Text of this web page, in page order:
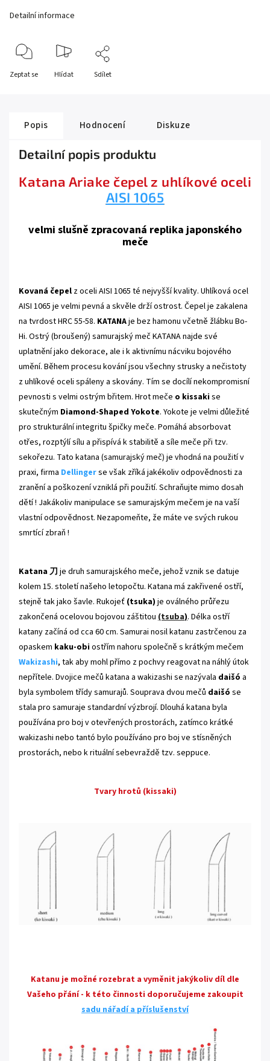
Detailní informace
Zeptat se Hlídat Sdílet
Popis Hodnocení Diskuze
Detailní popis produktu
Katana Ariake čepel z uhlíkové oceli
AISI 1065
velmi slušně zpracovaná replika japonského
meče
Kovaná čepel z oceli AISI 1065 té nejvyšší kvality. Uhlíková ocel
AISI 1065 je velmi pevná a skvěle drží ostrost. Čepel je zakalena
na tvrdost HRC 55-58. KATANAje bez hamonu včetně žlábku Bo-
Hi. Ostrý (broušený) samurajský meč KATANA najde své
uplatnění jako dekorace, ale i k aktivnímu nácviku bojového
umění. Během procesu kování jsou všechny strusky a nečistoty
z uhlíkové oceli spáleny a skovány. Tím se docílí nekompromisní
pevnosti s velmi ostrým břitem. Hrot meče o kissakise
skutečným Diamond-Shaped Yokote. Yokote je velmi důležité
pro strukturální integritu špičky meče. Pomáhá absorbovat
otřes, rozptýlí sílu a přispívá k stabilitě a síle meče při tzv.
sekořezu. Tato katana (samurajský meč) je vhodná na použití v
praxi, firma Dellingerse však zříká jakékoliv odpovědnosti za
zranění a poškození vzniklá při použití. Schraňujte mimo dosah
dětí ! Jakákoliv manipulace se samurajským mečem je na vaší
vlastní odpovědnost. Nezapomeňte, že máte ve svých rukou
smrtící zbraň !
Katana刀 je druh samurajského meče, jehož vznik se datuje
kolem 15. století našeho letopočtu. Katana má zakřivené ostří,
stejně tak jako šavle. Rukojeť (tsuka) je oválného průřezu
zakončená ocelovou bojovou záštitou (tsuba). Délka ostří
katany začíná od cca 60 cm. Samurai nosil katanu zastrčenou za
opaskem kaku-obiostřím nahoru společně s krátkým mečem
Wakizashi, tak aby mohl přímo z pochvy reagovat na náhlý útok
nepřítele. Dvojice mečů katana a wakizashi se nazývala daišó a
byla symbolem třídy samurajů. Souprava dvou mečů daišó se
stala pro samuraje standardní výzbrojí. Dlouhá katana byla
používána pro boj v otevřených prostorách, zatímco krátké
wakizashi nebo tantó bylo používáno pro boj ve stísněných
prostorách, nebo k rituální sebevraždě tzv. seppuce.
Tvary hrotů (kissaki)
Katanu je možné rozebrat a vyměnit jakýkoliv díl dle
Vašeho přání - k této činnosti doporučujeme zakoupit
sadu nářadí a příslušenství